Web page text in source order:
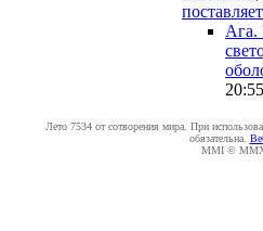
Ага.
20:55
Лето 7534 от сотворения мира. При
обязательна.
MMI ©